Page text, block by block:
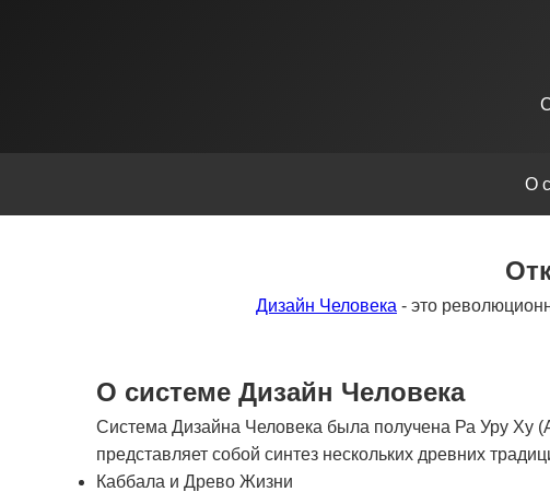
О
Дизайн Человека - это
О системе Дизайн Человека
Система Дизайна Человека была получена Ра Уру Ху
представляет собой синтез нескольких древних
Каббала и Древо Жизни